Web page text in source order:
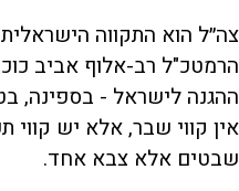
צה״ל הוא התקווה
הרמטכ"ל רב-אלוף אביב
ההגנה לישראל - בספינה,
אין קווי שבר, אלא יש
שבטים אלא צבא אחד.